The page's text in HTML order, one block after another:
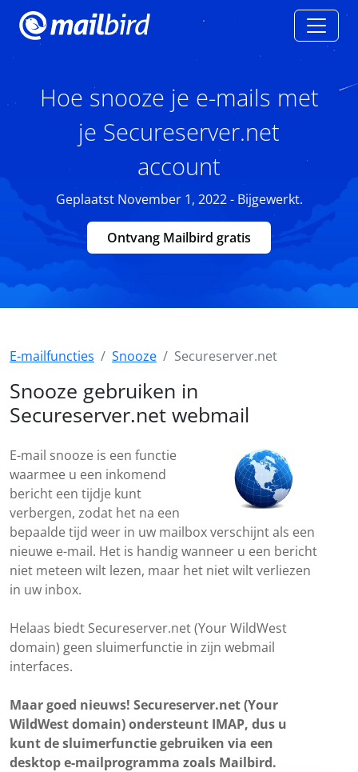
Hoe snooze je e-mails met
je Secureserver.net
account
Geplaatst November 1, 2022 - Bijgewerkt.
Ontvang Mailbird gratis
E-mailfuncties Snooze Secureserver.net
Snooze gebruiken in
Secureserver.net webmail
E-mail snooze is een functie
waarmee u een inkomend
bericht een tijdje kunt
verbergen, zodat het na een
bepaalde tijd weer in uw mailbox verschijnt als een
nieuwe e-mail. Het is handig wanneer u een bericht
niet meteen wilt lezen, maar het niet wilt verliezen
in uw inbox.
Helaas biedt Secureserver.net (Your WildWest
domain) geen sluimerfunctie in zijn webmail
interfaces.
Maar goed nieuws! Secureserver.net (Your
WildWest domain) ondersteunt IMAP, dus u
kunt de sluimerfunctie gebruiken via een
desktop e-mailprogramma zoals Mailbird.